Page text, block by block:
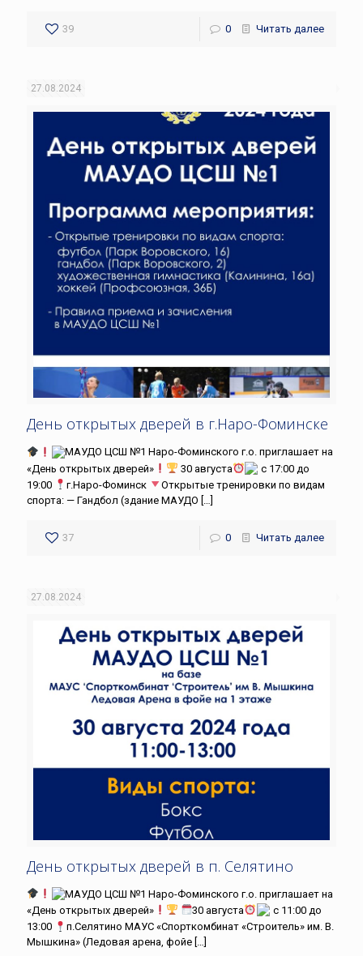
39 0 Читать далее
27.08.2024
День открытых дверей в г.Наро-Фоминске
МАУДО ЦСШ №1 Наро-Фоминского г.о. приглашает на
«День открытых дверей»
30 августа
с 17:00 до
19:00
г.Наро-Фоминск
Открытые тренировки по видам
спорта: — Гандбол (здание МАУДО
37 0 Читать далее
27.08.2024
День открытых дверей в п. Селятино
МАУДО ЦСШ №1 Наро-Фоминского г.о. приглашает на
«День открытых дверей»
30 августа
с 11:00 до
13:00
п.Селятино МАУС «Спорткомбинат «Строитель» им. В.
Мышкина» (Ледовая арена, фойе […]